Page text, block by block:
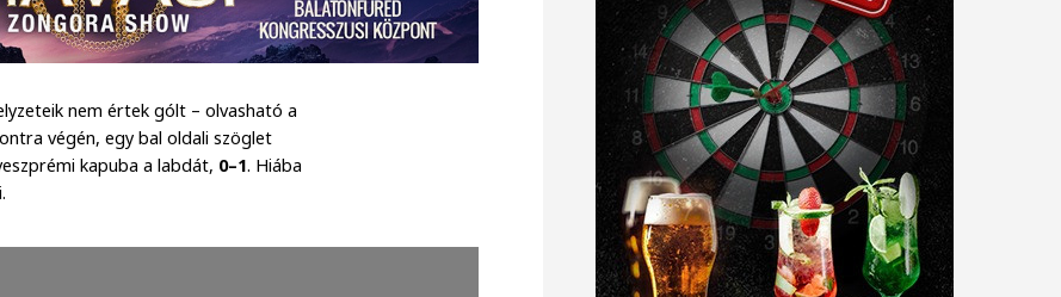
nem értek gólt – olvasható a
végén, egy bal oldali szöglet
kapuba a labdát, 0–1. Hiába